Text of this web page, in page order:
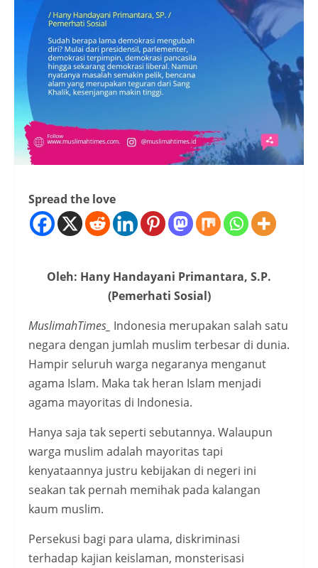
Spread the love
Oleh: Hany Handayani Primantara, S.P.
(Pemerhati Sosial)
MuslimahTimes_ Indonesia merupakan salah satu
negara dengan jumlah muslim terbesar di dunia.
Hampir seluruh warga negaranya menganut
agama Islam. Maka tak heran Islam menjadi
agama mayoritas di Indonesia.
Hanya saja tak seperti sebutannya. Walaupun
warga muslim adalah mayoritas tapi
kenyataannya justru kebijakan di negeri ini
seakan tak pernah memihak pada kalangan
kaum muslim.
Persekusi bagi para ulama, diskriminasi
terhadap kajian keislaman, monsterisasi